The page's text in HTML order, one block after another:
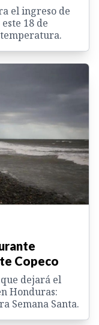
el ingreso de
18 de
Copeco
dejará el
Honduras:
Semana Santa.